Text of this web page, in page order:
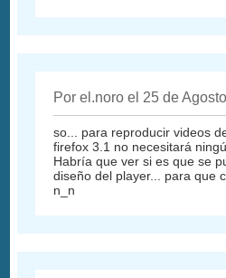
Por el.noro el 25 de
so... para reproducir videos
firefox 3.1 no necesitará
Habría que ver si es que se
diseño del player... para que
n_n